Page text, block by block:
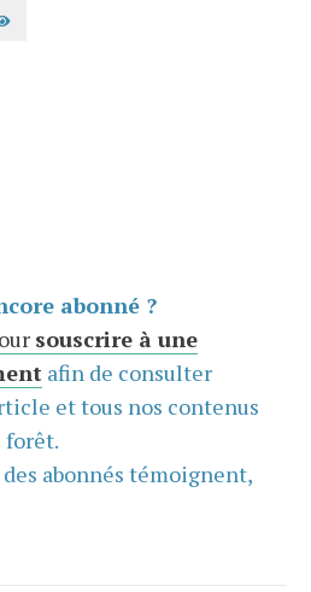
AFFICHER LE MOT DE PASSE
abonné ?
souscrire à une
afin de consulter
et tous nos contenus
forêt.
des abonnés témoignent,